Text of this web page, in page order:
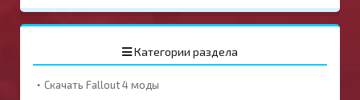
Категории раздела
Скачать Fallout 4 моды